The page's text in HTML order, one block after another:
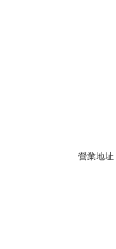
營業地